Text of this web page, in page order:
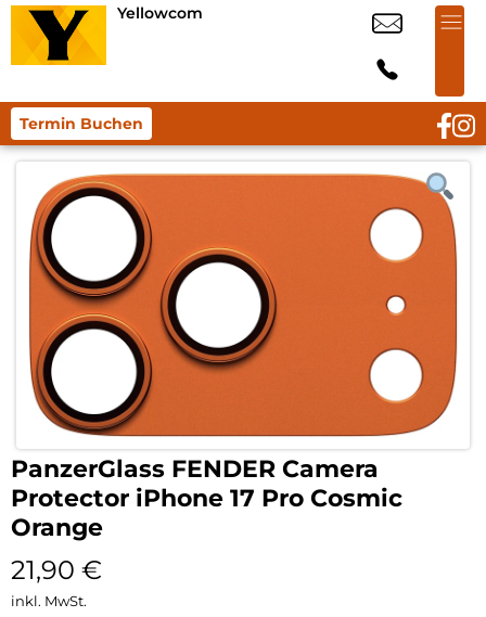
Yellowcom
Termin Buchen
PanzerGlass FENDER Camera
Protector iPhone 17 Pro Cosmic
Orange
21,90 €
inkl. MwSt.